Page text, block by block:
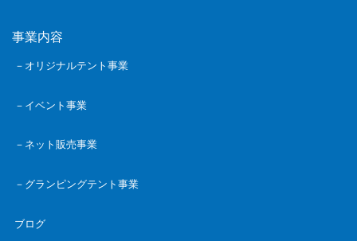
事業内容
－オリジナルテント事業
－イベント事業
－ネット販売事業
－グランピングテント事業
ブログ